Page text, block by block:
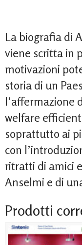
La biografia di
viene scritta in
motivazioni
storia di un
l’affermazione
welfare
soprattutto ai
con
ritratti di amici
Anselmi e di
Prodotti